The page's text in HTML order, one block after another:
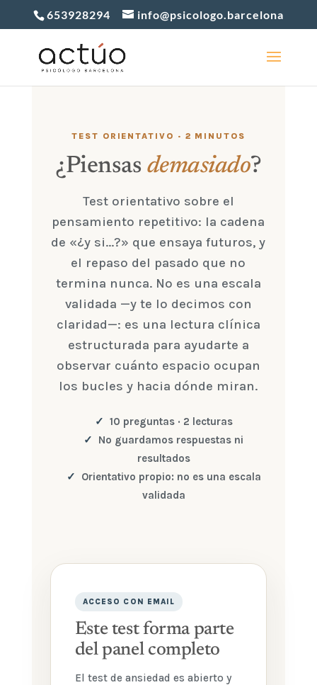
653928294 info@psicologo.barcelona
TEST ORIENTATIVO · 2 MINUTOS
¿Piensas demasiado?
Test orientativo sobre el
pensamiento repetitivo: la cadena
de «¿y si...?» que ensaya futuros, y
el repaso del pasado que no
termina nunca. No es una escala
validada —y te lo decimos con
claridad—: es una lectura clínica
estructurada para ayudarte a
observar cuánto espacio ocupan
los bucles y hacia dónde miran.
10 preguntas · 2 lecturas
No guardamos respuestas ni
resultados
Orientativo propio: no es una escala
validada
ACCESO CON EMAIL
Este test forma parte
del panel completo
El test de ansiedad es abierto y